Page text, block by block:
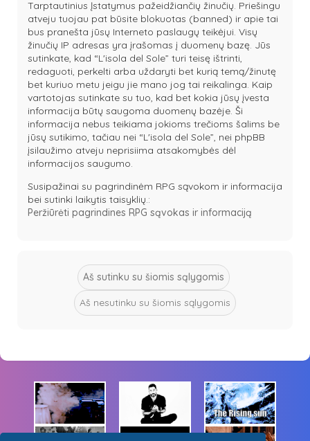
Tarptautinius Įstatymus pažeidžiančių žinučių. Priešingu
atveju tuojau pat būsite blokuotas (banned) ir apie tai
bus pranešta jūsų Interneto paslaugų teikėjui. Visų
žinučių IP adresas yra įrašomas į duomenų bazę. Jūs
sutinkate, kad “L'isola del Sole” turi teisę ištrinti,
redaguoti, perkelti arba uždaryti bet kurią temą/žinutę
bet kuriuo metu jeigu jie mano jog tai reikalinga. Kaip
vartotojas sutinkate su tuo, kad bet kokia jūsų įvesta
informacija būtų saugoma duomenų bazėje. Ši
informacija nebus teikiama jokioms trečioms šalims be
jūsų sutikimo, tačiau nei “L'isola del Sole”, nei phpBB
įsilaužimo atveju neprisiima atsakomybės dėl
informacijos saugumo.
Susipažinai su pagrindinėm RPG sąvokom ir informacija
bei sutinki laikytis taisyklių.:
Peržiūrėti pagrindines RPG sąvokas ir informaciją